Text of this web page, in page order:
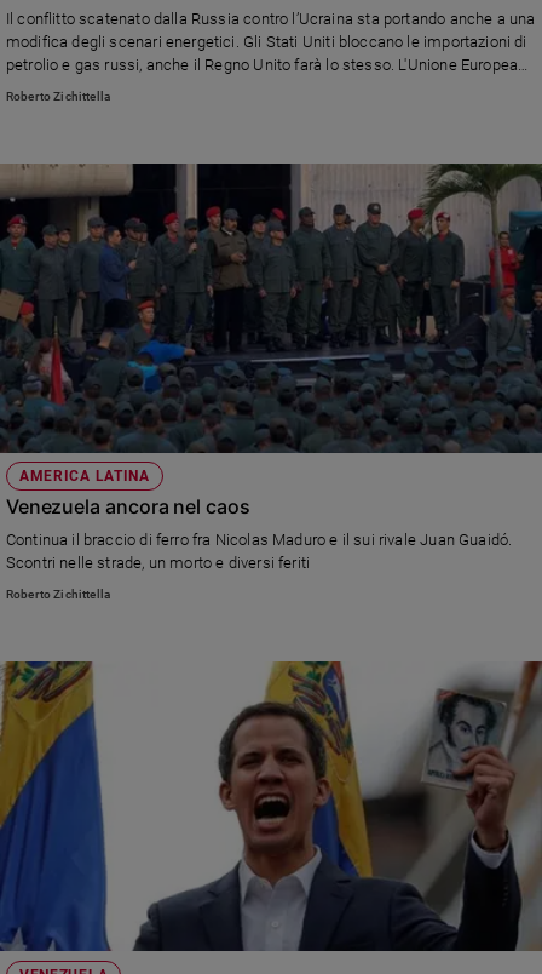
Il conflitto scatenato dalla Russia contro l’Ucraina sta portando anche a una
modifica degli scenari energetici. Gli Stati Uniti bloccano le importazioni di
petrolio e gas russi, anche il Regno Unito farà lo stesso. L'Unione Europea
presenta un piano per l'indipendenza energetica europea. Intanto c'è un
Roberto Zichittella
AMERICA LATINA
Venezuela ancora nel caos
Continua il braccio di ferro fra Nicolas Maduro e il sui rivale Juan Guaidó.
Scontri nelle strade, un morto e diversi feriti
Roberto Zichittella